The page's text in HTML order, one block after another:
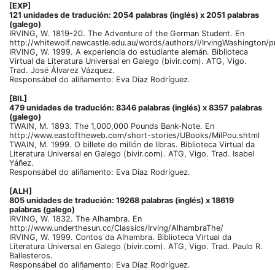
[EXP]
121 unidades de tradución: 2054 palabras (inglés) x 2051 palabras
(galego)
IRVING, W. 1819-20. The Adventure of the German Student. En
http://whitewolf.newcastle.edu.au/words/authors/I/IrvingWashington/
IRVING, W. 1999. A experiencia do estudiante alemán. Biblioteca
Virtual da Literatura Universal en Galego (bivir.com). ATG, Vigo.
Trad. José Álvarez Vázquez.
Responsábel do aliñamento: Eva Díaz Rodríguez.
[BIL]
479 unidades de tradución: 8346 palabras (inglés) x 8357 palabras
(galego)
TWAIN, M. 1893. The 1,000,000 Pounds Bank-Note. En
http://www.eastoftheweb.com/short-stories/UBooks/MilPou.shtml
TWAIN, M. 1999. O billete do millón de libras. Biblioteca Virtual da
Literatura Universal en Galego (bivir.com). ATG, Vigo. Trad. Isabel
Yáñez.
Responsábel do aliñamento: Eva Díaz Rodríguez.
[ALH]
805 unidades de tradución: 19268 palabras (inglés) x 18619
palabras (galego)
IRVING, W. 1832. The Alhambra. En
http://www.underthesun.cc/Classics/Irving/AlhambraThe/
IRVING, W. 1999. Contos da Alhambra. Biblioteca Virtual da
Literatura Universal en Galego (bivir.com). ATG, Vigo. Trad. Paulo R.
Ballesteros.
Responsábel do aliñamento: Eva Díaz Rodríguez.